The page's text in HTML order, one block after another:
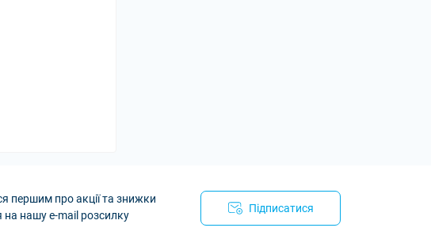
першим про акції та знижки
на нашу e-mail розсилку
Підписатися